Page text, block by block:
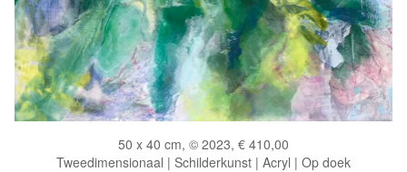
50 x 40 cm, © 2023, € 410,00
Tweedimensionaal | Schilderkunst | Acryl | Op doek